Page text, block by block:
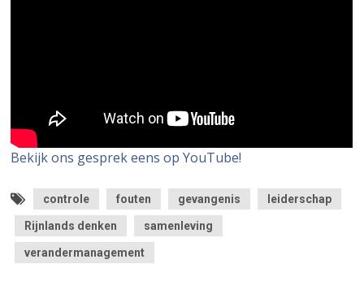
Bekijk ons gesprek eens op YouTube!
controle fouten gevangenis leiderschap
Rijnlands denken samenleving
verandermanagement